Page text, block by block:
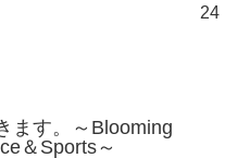
24
ます。～Blooming
＆Sports～